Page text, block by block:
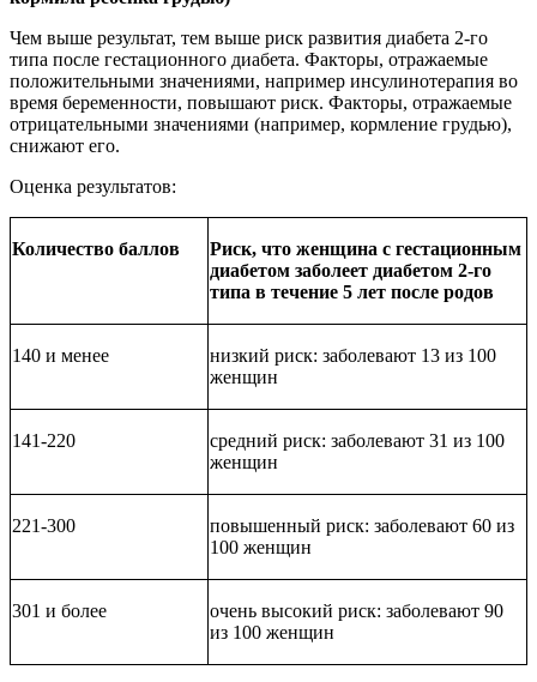
Чем выше результат, тем выше риск развития диабета 2-го
типа после гестационного диабета. Факторы, отражаемые
положительными значениями, например инсулинотерапия во
время беременности, повышают риск. Факторы, отражаемые
отрицательными значениями (например, кормление грудью),
снижают его.
Оценка результатов:
Количество баллов
Риск, что женщина с гестационным
диабетом заболеет диабетом 2-го
типа в течение 5 лет после родов
140 и менее
низкий риск: заболевают 13 из 100
женщин
141-220
средний риск: заболевают 31 из 100
женщин
221-300
повышенный риск: заболевают 60 из
100 женщин
301 и более
очень высокий риск: заболевают 90
из 100 женщин